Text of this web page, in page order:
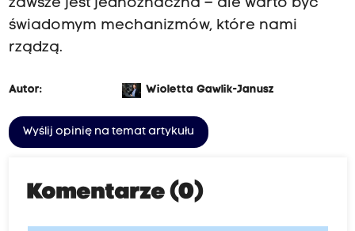
zawsze jest jednoznaczna – ale warto być
świadomym mechanizmów, które nami
rządzą.
Autor: Wioletta Gawlik-Janusz
Wyślij opinię na temat artykułu
Komentarze (0)